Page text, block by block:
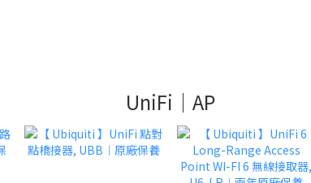
UniFi｜AP